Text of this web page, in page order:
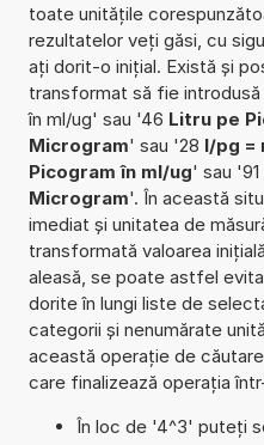
toate unitățile
rezultatelor veți găsi, cu
ați dorit-o inițial. Există și
transformat să fie
în ml/ug' sau '46 Litru pe
Microgram' sau '28 l/pg =
Picogram în ml/ug' sau '91
Microgram'. În această
imediat și unitatea de
transformată valoarea
aleasă, se poate astfel
dorite în lungi liste de
categorii și nenumărate
această operație de
care finalizează operația
În loc de '4^3' puteți